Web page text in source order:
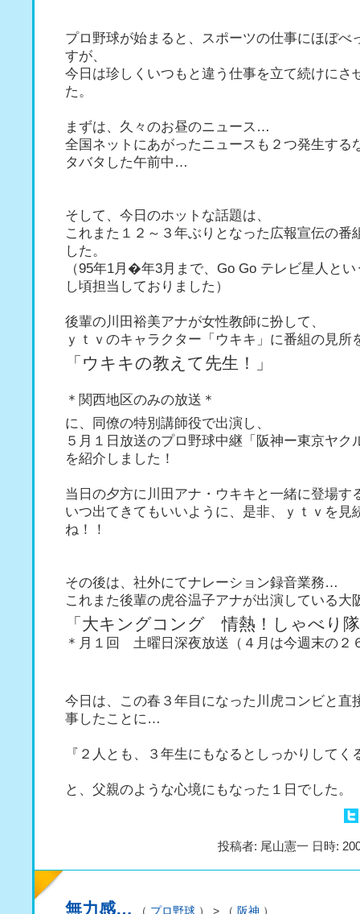
プロ野球が始まると、スポーツの仕事にほぼべ
すが、
今日は珍しくいつもと違う仕事を立て続けにさ
た。
まずは、久々のお昼のニュース…
全国ネットにあがったニュースも２つ発生する
タバタした午前中…
そして、今日のホットな話題は、
これまた１２～３年ぶりとなった広報宣伝の番
した。
（95年1月�年3月まで、Go Go テレビ星人と
し頃担当しておりました）
後輩の川田裕美アナが女性教師に扮して、
ｙｔｖのキャラクター「ウキキ」に番組の見所
「ウキキの教えて先生！」
＊関西地区のみの放送＊
に、同僚の特別講師役で出演し、
５月１日放送のプロ野球中継「阪神ー東京ヤク
を紹介しました！
当日の夕方に川田アナ・ウキキと一緒に登場す
いつ出てきてもいいように、是非、ｙｔｖを見
ね！！
その後は、社外にてナレーション録音業務…
これまた後輩の虎谷温子アナが出演している大
「大キングコング 情熱！しゃべり
＊月１回 土曜日深夜放送（４月は今週末の２
今日は、この春３年目になった川虎コンビと直
事したことに…
『２人とも、３年生にもなるとしっかりしてく
と、父親のような心境にもなった１日でした。
投稿者: 尾山憲一 日時:
無力感… （ プロ野球 ） > （ 阪神 ）